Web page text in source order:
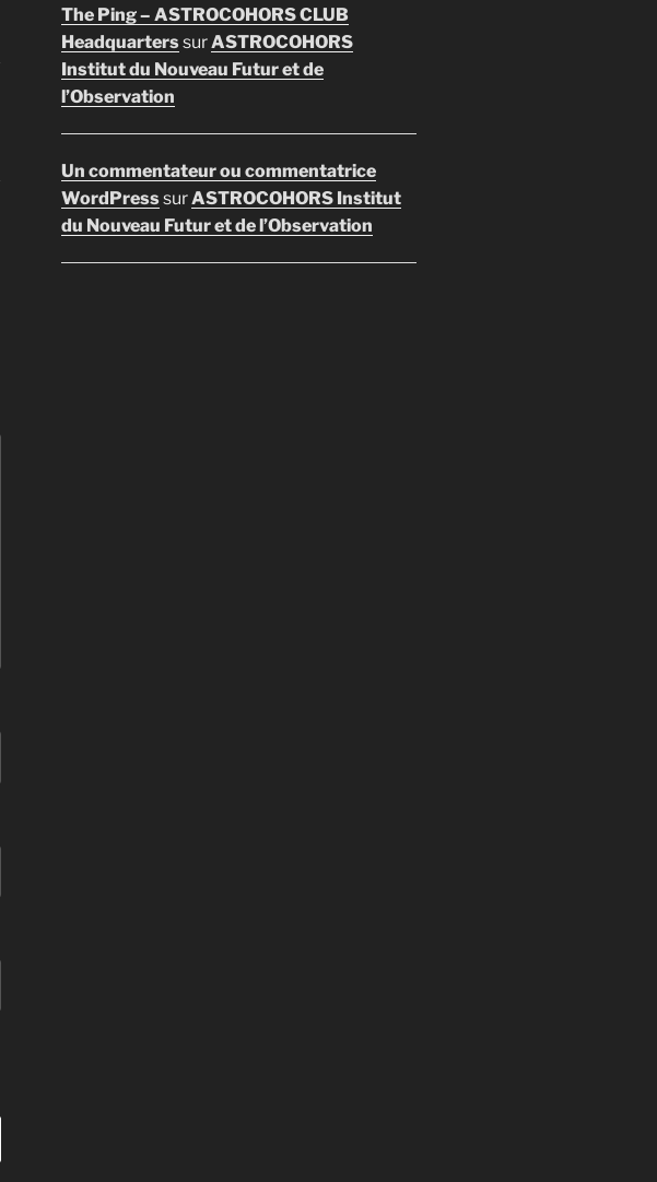
The Ping – ASTROCOHORS CLUB
HeadquarterssurASTROCOHORS
Institut du Nouveau Futur et de
l’Observation
Un commentateur ou commentatrice
WordPresssurASTROCOHORS Institut
du Nouveau Futur et de l’Observation